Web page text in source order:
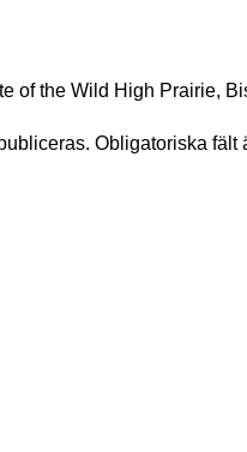
of the Wild High Prairie,
Obligatoriska fält